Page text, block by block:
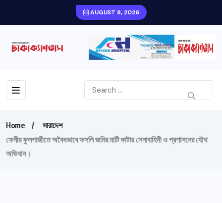
AUGUST 8, 2026
Home
সারাদেশ
ফেনীর ফুলগাজীতে অবৈধভাবে ফসলি জমির মাটি কাটায় সেনাবাহিনী ও প্রশাসনের যৌথ
অভিযান।